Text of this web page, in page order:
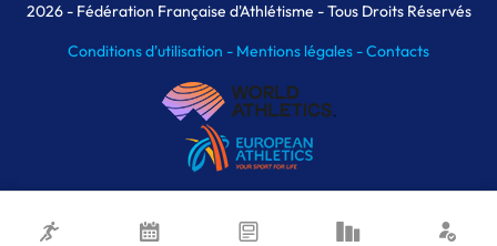
MAIF Ekiden de Paris
2026- Fédération Française d'Athlétisme - Tous Droits Réservés
Conditions d'utilisation - Mentions légales -Contacts